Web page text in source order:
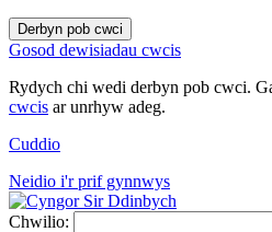
Derbyn pob cwci
Gosod dewisiadau cwcis
Rydych chi wedi derbyn pob cwci.
cwcis ar unrhyw adeg.
Cuddio
Neidio i'r prif gynnwys
Chwilio: